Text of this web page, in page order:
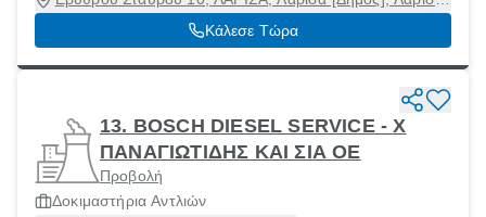
41221
Κάλεσε Τώρα
13. BOSCH DIESEL SERVICE - Χ
ΠΑΝΑΓΙΩΤΙΔΗΣ ΚΑΙ ΣΙΑ ΟΕ
Προβολή
Δοκιμαστήρια Αντλιών